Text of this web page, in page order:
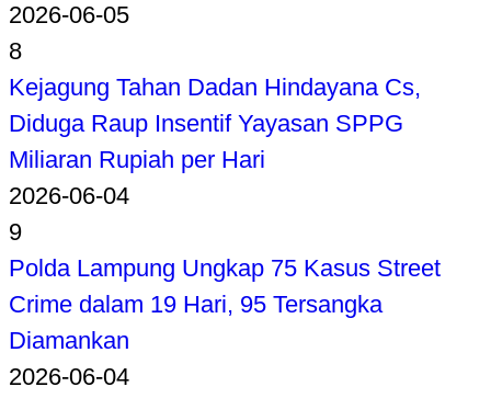
2026-06-05
8
Kejagung Tahan Dadan Hindayana Cs,
Diduga Raup Insentif Yayasan SPPG
Miliaran Rupiah per Hari
2026-06-04
9
Polda Lampung Ungkap 75 Kasus Street
Crime dalam 19 Hari, 95 Tersangka
Diamankan
2026-06-04